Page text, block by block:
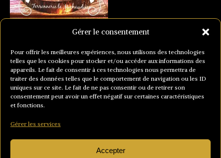
Gérer le consentement
Pour offrir les meilleures expériences, nous utilisons des technologies
telles que les cookies pour stocker et/ou accéder aux informations des
appareils. Le fait de consentir à ces technologies nous permettra de
traiter des données telles que le comportement de navigation ou les ID
uniques sur ce site. Le fait de ne pas consentir ou de retirer son
consentement peut avoir un effet négatif sur certaines caractéristiques
et fonctions.
Gérer les services
Accepter